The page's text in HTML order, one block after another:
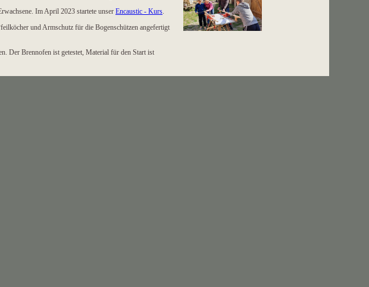
Im April 2023 startete unser Encaustic - Kurs.
und Armschutz für die Bogenschützen angefertigt
Der Brennofen ist getestet, Material für den Start ist